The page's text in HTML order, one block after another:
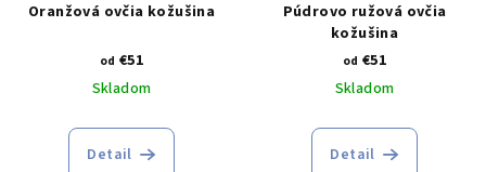
Oranžová ovčia kožušina
od €51
Skladom
Detail
Púdrovo ružová ovčia
kožušina
od €51
Skladom
Detail